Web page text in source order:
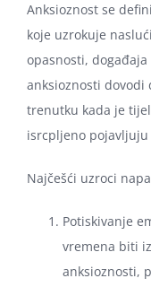
Anksioznost se
koje uzrokuje
opasnosti,
anksioznosti dovodi
trenutku kada je
isrcpljeno pojavljuju
Najčešći uzroci
Potiskivanje
vremena biti
anksioznosti,